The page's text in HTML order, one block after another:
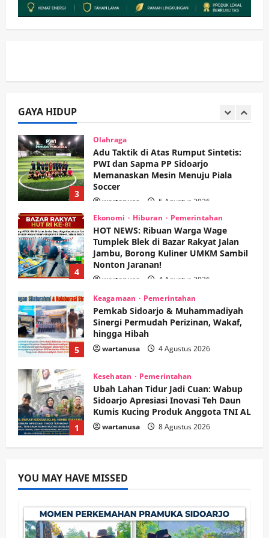
GAYA HIDUP
Sidoarjo Apresiasi Inovasi Teh Daun
2
Jaminan Rp 100 Juta?
wartanusa
3
Olahraga
Adu Taktik di Atas Rumput Sintetis:
PWI dan Sapma PP Sidoarjo
Memanaskan Mesin Menuju Piala
Soccer
wartanusa 5 Agustus 2026
4
Ekonomi Hiburan Pemerintahan
HOT NEWS: Ribuan Warga Wage
Tumplek Blek di Bazar Rakyat Jalan
Jambu, Borong Kuliner UMKM Sambil
Nonton Jaranan!
wartanusa 4 Agustus 2026
5
Keagamaan Pemerintahan
Pemkab Sidoarjo & Muhammadiyah
Sinergi Permudah Perizinan, Wakaf,
hingga Hibah
wartanusa 4 Agustus 2026
1
Kesehatan Pemerintahan
Ubah Lahan Tidur Jadi Cuan: Wabup
Sidoarjo Apresiasi Inovasi Teh Daun
Kumis Kucing Produk Anggota TNI AL
wartanusa 8 Agustus 2026
2
PANAS! Kalah Tender Proyek RSUD
Sibar Rp 9,9 M, Beranikah CV Tiga
Jaminan Rp 100 Juta?
wartanusa 5 Agustus 2026
Olahraga
YOU MAY HAVE MISSED